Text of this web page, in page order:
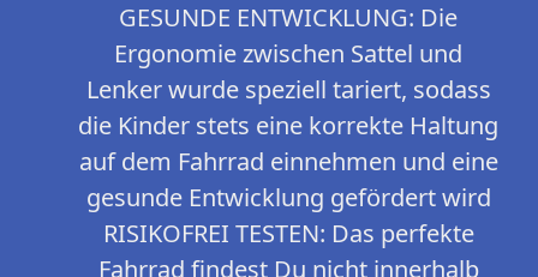
GESUNDE ENTWICKLUNG: Die
Ergonomie zwischen Sattel und
Lenker wurde speziell tariert, sodass
die Kinder stets eine korrekte Haltung
auf dem Fahrrad einnehmen und eine
gesunde Entwicklung gefördert wird
RISIKOFREI TESTEN: Das perfekte
Fahrrad findest Du nicht innerhalb